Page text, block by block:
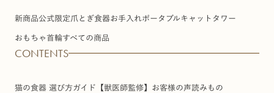
新商品公式限定爪とぎ食器お手入れポータブル キャットタワー
おもちゃ首輪すべての商品
CONTENTS
猫の食器 選び方ガイド【獣医師監修】 お客様の声読みもの